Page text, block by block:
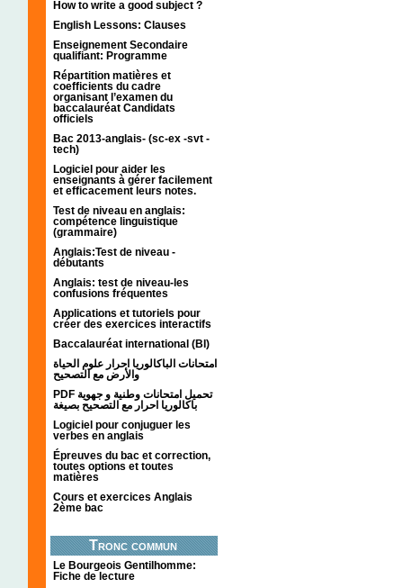
How to write a good subject ?
English Lessons: Clauses
Enseignement Secondaire
qualifiant: Programme
Répartition matières et
coefficients du cadre
organisant l’examen du
baccalauréat Candidats
officiels
Bac 2013-anglais- (sc-ex -svt -
tech)
Logiciel pour aider les
enseignants à gérer facilement
et efficacement leurs notes.
Test de niveau en anglais:
compétence linguistique
(grammaire)
Anglais:Test de niveau -
débutants
Anglais: test de niveau-les
confusions fréquentes
Applications et tutoriels pour
créer des exercices interactifs
Baccalauréat international (BI)
امتحانات الباكالوريا احرار علوم الحياة
والأرض مع التصحيح
PDF تحميل امتحانات وطنية و جهوية
باكالوريا احرار مع التصحيح بصيغة
Logiciel pour conjuguer les
verbes en anglais
Épreuves du bac et correction,
toutes options et toutes
matières
Cours et exercices Anglais
2ème bac
Tronc commun
Le Bourgeois Gentilhomme:
Fiche de lecture